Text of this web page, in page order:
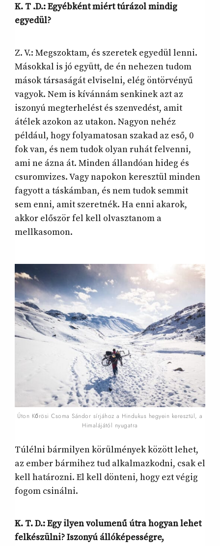
K. T .D.:Egyébként miért túrázol mindig
egyedül?
Z. V.: Megszoktam, és szeretek egyedül lenni.
Másokkal is jó együtt, de én nehezen tudom
mások társaságát elviselni, elég öntörvényű
vagyok. Nem is kívánnám senkinek azt az
iszonyú megterhelést és szenvedést, amit
átélek azokon az utakon. Nagyon nehéz
például, hogy folyamatosan szakad az eső, 0
fok van, és nem tudok olyan ruhát felvenni,
ami ne ázna át. Minden állandóan hideg és
csuromvizes. Vagy napokon keresztül minden
fagyott a táskámban, és nem tudok semmit
sem enni, amit szeretnék. Ha enni akarok,
akkor először fel kell olvasztanom a
mellkasomon.
Úton Kőrösi Csoma Sándor sírjához a Hindukus hegyein keresztül, a
Himalájától nyugatra
Túlélni bármilyen körülmények között lehet,
az ember bármihez tud alkalmazkodni, csak el
kell határozni. El kell dönteni, hogy ezt végig
fogom csinálni.
K. T. D.: Egy ilyen volumenű útra hogyan lehet
felkészülni? Iszonyú állóképességre,